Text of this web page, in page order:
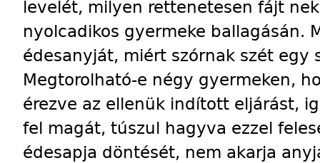
levelét, milyen rettenetesen fájt
nyolcadikos gyermeke ballagásán.
édesanyját, miért szórnak szét egy
Megtorolható-e négy gyermeken,
érezve az ellenük indított eljárást,
fel magát, túszul hagyva ezzel
édesapja döntését, nem akarja